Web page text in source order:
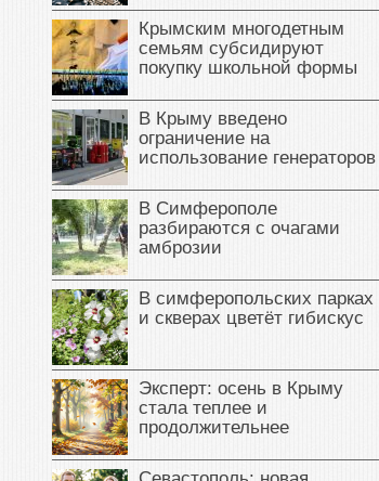
Крымским многодетным
семьям субсидируют
покупку школьной формы
В Крыму введено
ограничение на
использование генераторов
В Симферополе
разбираются с очагами
амброзии
В симферопольских парках
и скверах цветёт гибискус
Эксперт: осень в Крыму
стала теплее и
продолжительнее